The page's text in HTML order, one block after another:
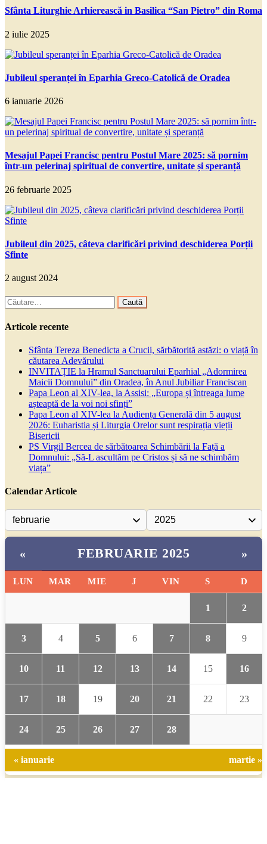
Sfânta Liturghie Arhierească in Basilica “San Pietro” din Roma
2 iulie 2025
Jubileul speranței în Eparhia Greco-Catolică de Oradea
6 ianuarie 2026
Mesajul Papei Francisc pentru Postul Mare 2025: să pornim
într-un pelerinaj spiritual de convertire, unitate și speranță
26 februarie 2025
Jubileul din 2025, câteva clarificări privind deschiderea Porții
Sfinte
2 august 2024
Caută
după:
Articole recente
Sfânta Tereza Benedicta a Crucii, sărbătorită astăzi: o viață în
căutarea Adevărului
INVITAȚIE la Hramul Sanctuarului Eparhial „Adormirea
Maicii Domnului” din Oradea, în Anul Jubiliar Franciscan
Papa Leon al XIV-lea, la Assisi: „Europa și întreaga lume
așteaptă de la voi noi sfinți”
Papa Leon al XIV-lea la Audiența Generală din 5 august
2026: Euharistia și Liturgia Orelor sunt respirația vieții
Bisericii
PS Virgil Bercea de sărbătoarea Schimbării la Față a
Domnului: „Să-L ascultăm pe Cristos și să ne schimbăm
viața”
Calendar Articole
« FEBRUARIE 2025 »
LUN MAR MIE J VIN S D
1 2
3 4 5 6 7 8 9
10 11 12 13 14 15 16
17 18 19 20 21 22 23
24 25 26 27 28
« ianuarie martie »